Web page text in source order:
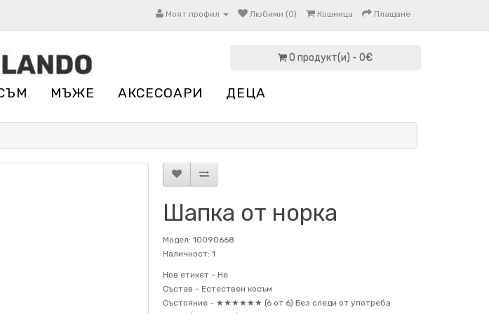
Моят профил Любими (0) Кошница Плащане
0 продукт(и) - 0€
МЪЖЕ АКСЕСОАРИ ДЕЦА
Шапка от норка
Модел: 10090668
Наличност: 1
Нов етикет - Не
Състав - Естествен косъм
Състояние - ★★★★★★ (6 от 6) Без следи от употреба